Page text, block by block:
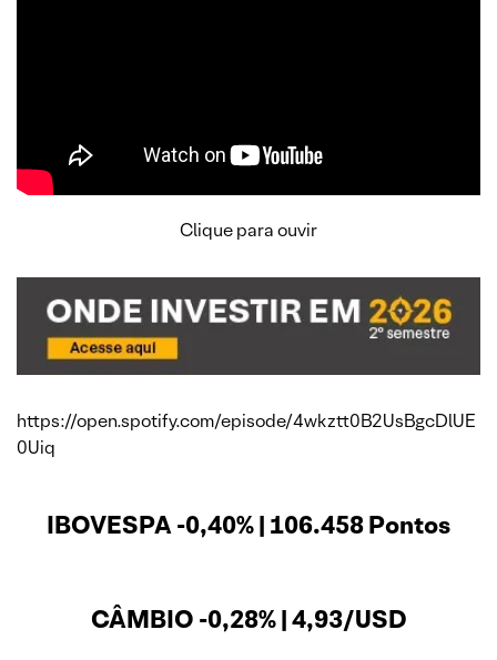
Clique para ouvir
https://open.spotify.com/episode/4wkztt0B2UsBgcDlUE
0Uiq
IBOVESPA -0,40% | 106.458 Pontos
CÂMBIO -0,28% | 4,93/USD